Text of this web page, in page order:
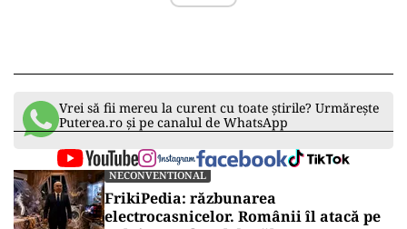
Vrei să fii mereu la curent cu toate știrile? Urmărește
Puterea.ro și pe canalul de WhatsApp
NECONVENTIONAL
FrikiPedia: răzbunarea
electrocasnicelor. Românii îl atacă pe